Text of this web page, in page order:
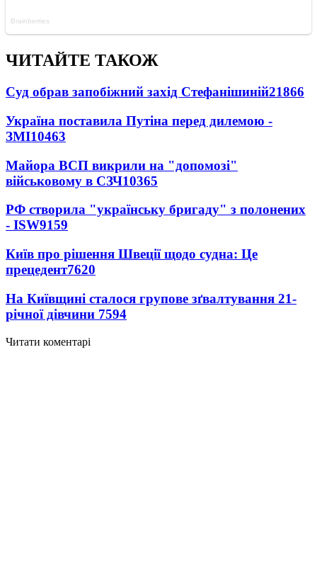
ЧИТАЙТЕ ТАКОЖ
Суд обрав запобіжний захід Стефанішиній21866
Україна поставила Путіна перед дилемою -
ЗМІ10463
Майора ВСП викрили на "допомозі"
військовому в СЗЧ10365
РФ створила "українську бригаду" з полонених
- ISW9159
Київ про рішення Швеції щодо судна: Це
прецедент7620
На Київщині сталося групове зґвалтування 21-
річної дівчини 7594
Читати коментарі